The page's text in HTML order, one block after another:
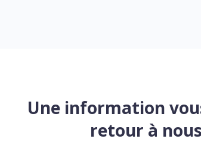
Une information
retour à